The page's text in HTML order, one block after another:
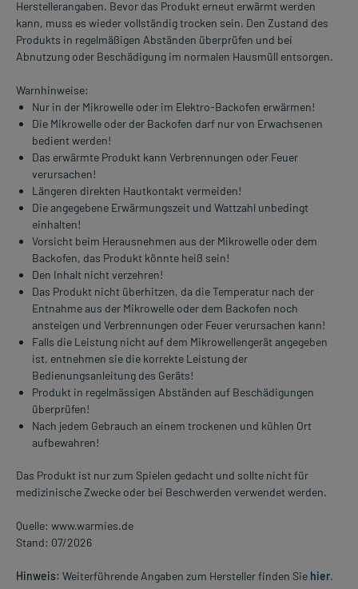
Herstellerangaben. Bevor das Produkt erneut erwärmt werden
kann, muss es wieder vollständig trocken sein. Den Zustand des
Produkts in regelmäßigen Abständen überprüfen und bei
Abnutzung oder Beschädigung im normalen Hausmüll entsorgen.
Warnhinweise:
Nur in der Mikrowelle oder im Elektro-Backofen erwärmen!
Die Mikrowelle oder der Backofen darf nur von Erwachsenen
bedient werden!
Das erwärmte Produkt kann Verbrennungen oder Feuer
verursachen!
Längeren direkten Hautkontakt vermeiden!
Die angegebene Erwärmungszeit und Wattzahl unbedingt
einhalten!
Vorsicht beim Herausnehmen aus der Mikrowelle oder dem
Backofen, das Produkt könnte heiß sein!
Den Inhalt nicht verzehren!
Das Produkt nicht überhitzen, da die Temperatur nach der
Entnahme aus der Mikrowelle oder dem Backofen noch
ansteigen und Verbrennungen oder Feuer verursachen kann!
Falls die Leistung nicht auf dem Mikrowellengerät angegeben
ist, entnehmen sie die korrekte Leistung der
Bedienungsanleitung des Geräts!
Produkt in regelmässigen Abständen auf Beschädigungen
überprüfen!
Nach jedem Gebrauch an einem trockenen und kühlen Ort
aufbewahren!
Das Produkt ist nur zum Spielen gedacht und sollte nicht für
medizinische Zwecke oder bei Beschwerden verwendet werden.
Quelle: www.warmies.de
Stand: 07/2026
Hinweis: Weiterführende Angaben zum Hersteller finden Sie hier.